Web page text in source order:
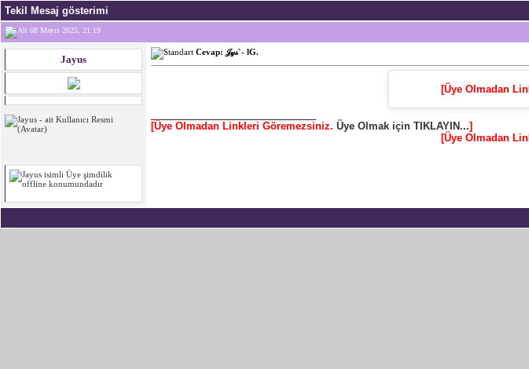
Tekil Mesaj gösterimi
08 Mayıs 2025, 21:19
Jayus
Cevap: 𝒥𝓎𝓈`- lG.
[Üye Olmadan
[Üye Olmadan Linkleri Göremezsiniz. Üye Olmak için TIKLAYIN...]
[Üye Olmadan